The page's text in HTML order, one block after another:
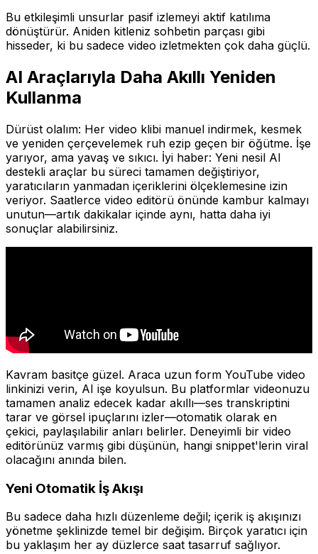
Bu etkileşimli unsurlar pasif izlemeyi aktif katılıma
dönüştürür. Aniden kitleniz sohbetin parçası gibi
hisseder, ki bu sadece video izletmekten çok daha güçlü.
AI Araçlarıyla Daha Akıllı Yeniden
Kullanma
Dürüst olalım: Her video klibi manuel indirmek, kesmek
ve yeniden çerçevelemek ruh ezip geçen bir öğütme. İşe
yarıyor, ama yavaş ve sıkıcı. İyi haber: Yeni nesil AI
destekli araçlar bu süreci tamamen değiştiriyor,
yaratıcıların yanmadan içeriklerini ölçeklemesine izin
veriyor. Saatlerce video editörü önünde kambur kalmayı
unutun—artık dakikalar içinde aynı, hatta daha iyi
sonuçlar alabilirsiniz.
Kavram basitçe güzel. Araca uzun form YouTube video
linkinizi verin, AI işe koyulsun. Bu platformlar videonuzu
tamamen analiz edecek kadar akıllı—ses transkriptini
tarar ve görsel ipuçlarını izler—otomatik olarak en
çekici, paylaşılabilir anları belirler. Deneyimli bir video
editörünüz varmış gibi düşünün, hangi snippet'lerin viral
olacağını anında bilen.
Yeni Otomatik İş Akışı
Bu sadece daha hızlı düzenleme değil; içerik iş akışınızı
yönetme şeklinizde temel bir değişim. Birçok yaratıcı için
bu yaklaşım her ay düzlerce saat tasarruf sağlıyor.